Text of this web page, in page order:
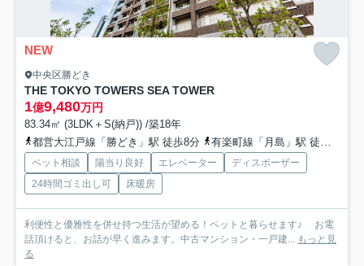
NEW
中央区勝どき
THE TOKYO TOWERS SEA TOWER
1億9,480万円
83.34㎡ (3LDK＋S(納戸)) /築18年
都営大江戸線「勝どき」駅 徒歩8分
有楽町線「月島」駅 徒歩20分
ペット相談 陽当り良好 エレベーター
ディスポーザー
24時間ゴミ出し可
床暖房
利便性と優雅性を併せ持つ生活が望める！ペットと暮らせます♪ お電
話頂けると、お話が早く進みます。中古マンション・一戸建... もっと見
る